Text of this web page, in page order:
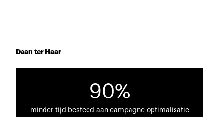
Daan ter Haar
90%
minder tijd besteed aan campagne optimalisatie